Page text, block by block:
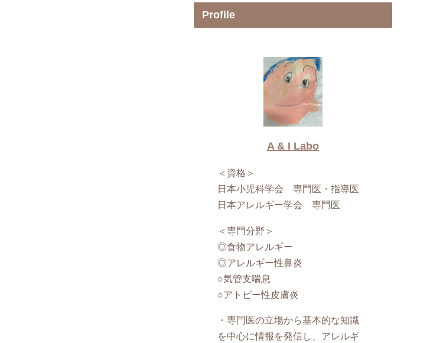
Profile
A & I Labo
＜資格＞
日本小児科学会 専門医・指導医
日本アレルギー学会 専門医
＜専門分野＞
◎食物アレルギー
◎アレルギー性鼻炎
○気管支喘息
○アトピー性皮膚炎
・専門医の立場から基本的な知識
を中心に情報を発信し、アレルギ